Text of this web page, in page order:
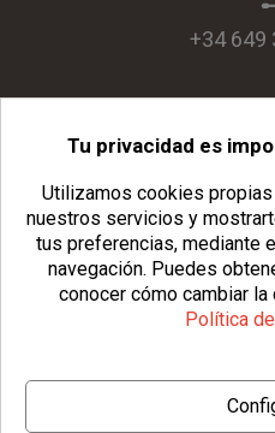
+34 649
© Copyright 2026 Usopack® |
Tu privacidad es
Utilizamos cookies
nuestros servicios y
tus preferencias, mediante
navegación. Puedes
conocer cómo cambiar la
Política